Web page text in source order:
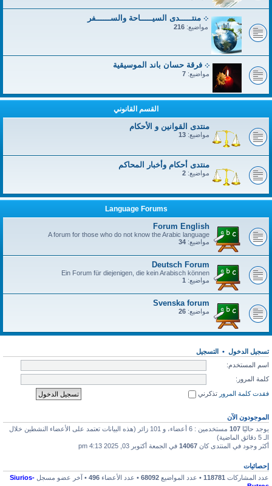
܀ منتـــــدى السيـــــاحة والســــــفر
مواضيع: 216
܀ فرقة حسان باند الموسيقية
مواضيع: 7
القسم القانوني
منتدى القوانين و الأحكام
مواضيع: 13
منتدى أحكام وأخبار المحاكم
مواضيع: 2
Language Forums
Forum English
A forum for those who do not know the Arabic language
مواضيع: 34
Deutsch Forum
Ein Forum für diejenigen, die kein Arabisch können
مواضيع: 1
Svenska forum
مواضيع: 26
تسجيل الدخول • التسجيل
اسم المستخدم:
كلمة المرور:
فقدت كلمة المرور تذكرني
الموجودون الآن
يوجد حاليًا 107
مستخدمين : 6 أعضاء، و 101 زائر (هذه البيانات تعتمد على الأعضاء النشطين خلال
الـ 5 دقائق الماضية)
أكثر وجود في المنتدى كان 14067 في الجمعة أكتوبر 03, 2025 4:13 pm
إحصائيات
عدد المشاركات 118781 • عدد المواضيع 68092 • عدد الأعضاء 496 • آخر عضو مسجل Siurios-